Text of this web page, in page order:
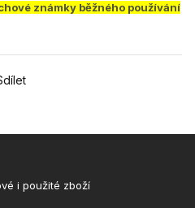
známky běžného používání
i použité zboží